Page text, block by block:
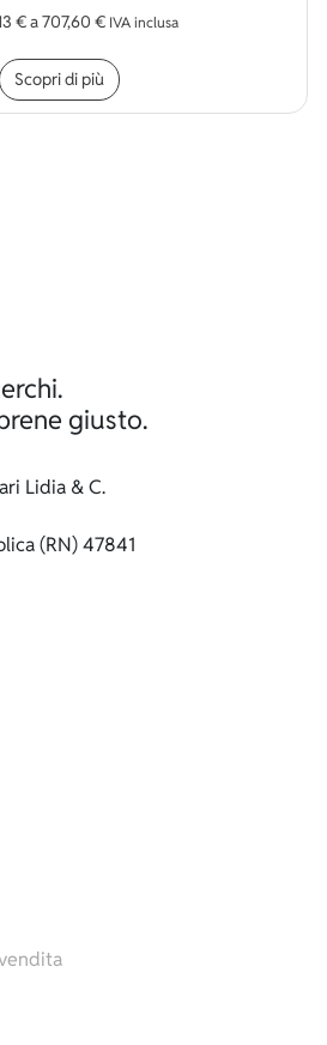
€a707,60 € IVA inclusa
Scopri di più
giusto.
Lidia & C.
(RN) 47841